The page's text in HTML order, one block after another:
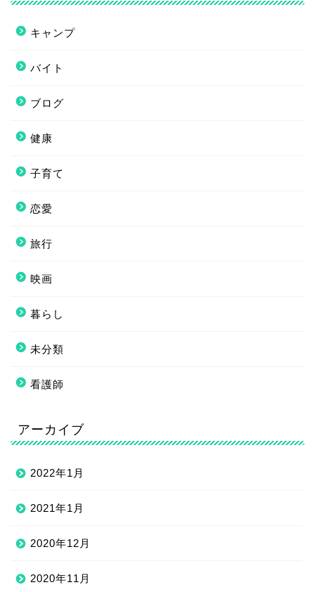
キャンプ
バイト
ブログ
健康
子育て
恋愛
旅行
映画
暮らし
未分類
看護師
アーカイブ
2022年1月
2021年1月
2020年12月
2020年11月